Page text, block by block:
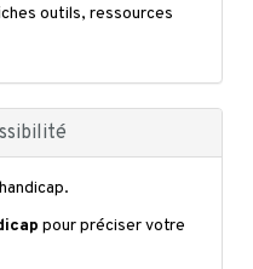
outils, ressources
pour préciser votre